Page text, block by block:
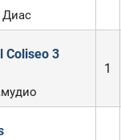
Диас
Coliseo 3
1